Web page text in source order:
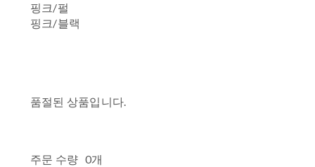
핑크/펄
핑크/블랙
품절된 상품입니다.
주문 수량 0개